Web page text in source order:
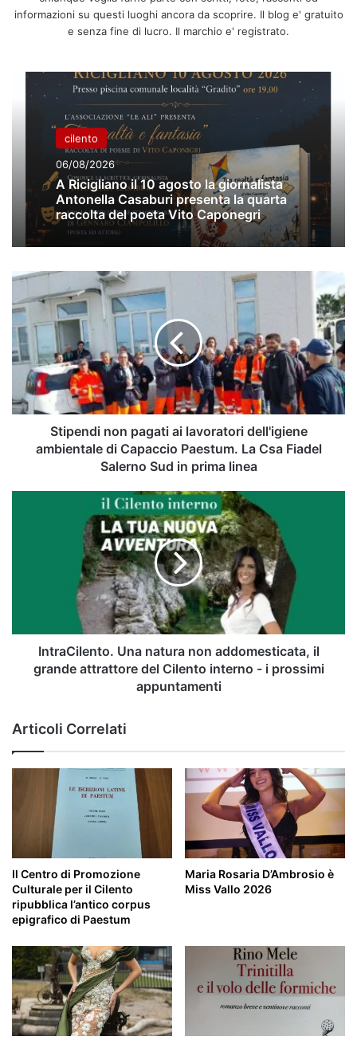
informazioni su questi luoghi ancora da scoprire. Il blog e' gratuito
e senza fine di lucro. Il marchio e' registrato.
cilento
06/08/2026
A Ricigliano il 10 agosto la giornalista
Antonella Casaburi presenta la quarta
raccolta del poeta Vito Caponegri
Stipendi
non
pagati
ai
lavoratori
dell'igiene
ambientale
di
Capaccio
Paestum.
Salerno
Stipendi non pagati ai lavoratori dell'igiene
ambientale di Capaccio Paestum. La Csa Fiadel
Salerno Sud in prima linea
addomesticata,
del
Cilento
interno
appuntamenti
IntraCilento. Una natura non addomesticata, il
grande attrattore del Cilento interno - i prossimi
appuntamenti
Articoli Correlati
Il Centro di Promozione
Culturale per il Cilento
ripubblica l’antico corpus
epigrafico di Paestum
Maria Rosaria D’Ambrosio è
Miss Vallo 2026